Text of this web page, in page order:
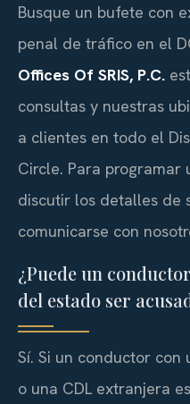
Busque un bufete con
penal de tráfico en el
Offices Of SRIS, P.C.
consultas y nuestras
a clientes en todo el
Circle. Para programar
discutir los detalles de
comunicarse con
¿Puede un
del estado ser
Sí. Si un conductor
o una CDL extranjera